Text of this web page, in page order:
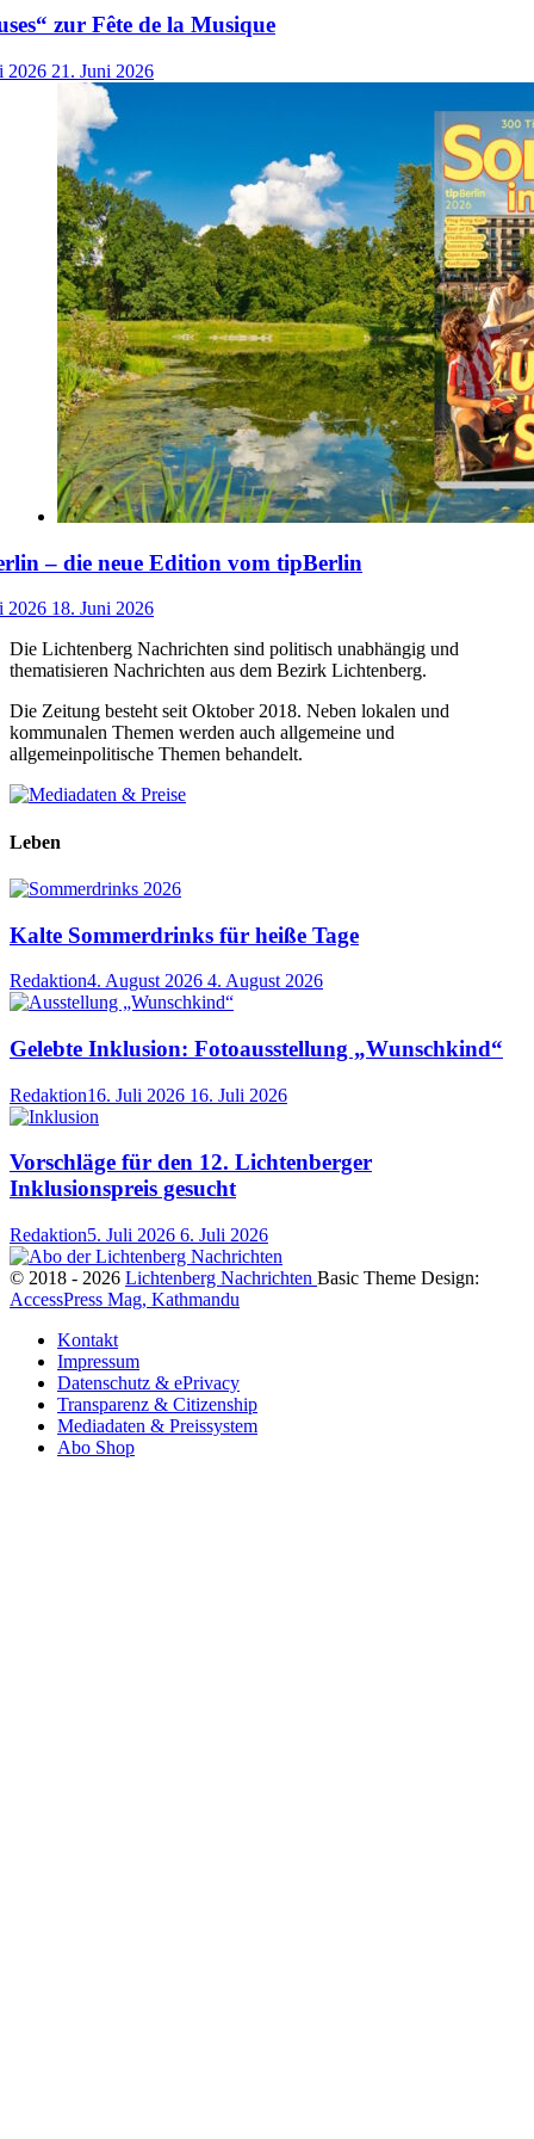
zur Fête de la Musique
2026 21. Juni 2026
– die neue Edition vom tipBerlin
2026 18. Juni 2026
Die Lichtenberg Nachrichten sind politisch unabhängig und
thematisieren Nachrichten aus dem Bezirk Lichtenberg.
Die Zeitung besteht seit Oktober 2018. Neben lokalen und
kommunalen Themen werden auch allgemeine und
allgemeinpolitische Themen behandelt.
Leben
Kalte Sommerdrinks für heiße Tage
Redaktion4. August 2026 4. August 2026
Gelebte Inklusion: Fotoausstellung „Wunschkind“
Redaktion16. Juli 2026 16. Juli 2026
Vorschläge für den 12. Lichtenberger
Inklusionspreis gesucht
Redaktion5. Juli 2026 6. Juli 2026
© 2018 - 2026 Lichtenberg Nachrichten Basic Theme Design:
AccessPress Mag, Kathmandu
Kontakt
Impressum
Datenschutz & ePrivacy
Transparenz & Citizenship
Mediadaten & Preissystem
Abo Shop